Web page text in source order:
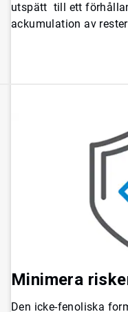
utspätt till ett
ackumulation av
Minimera
Den icke-fenoliska